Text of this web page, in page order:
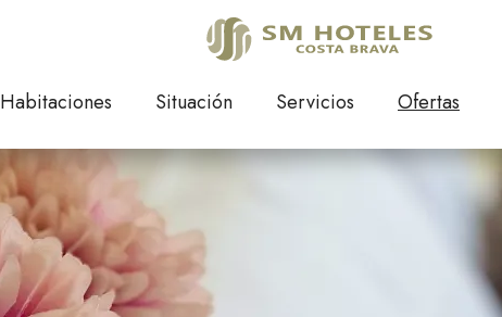
Habitaciones Situación Servicios Ofertas
Descuentos exclusivos